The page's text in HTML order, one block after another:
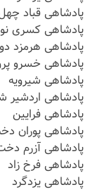
پادشاهی قباد
پادشاهی کسری
پادشاهی هرمزد
پادشاهی خسرو
پادشاهی شیرویه
پادشاهی اردشیر
پادشاهی فرایین
پادشاهی پوران
پادشاهی آزرم
پادشاهی فرخ زاد
پادشاهی یزدگرد